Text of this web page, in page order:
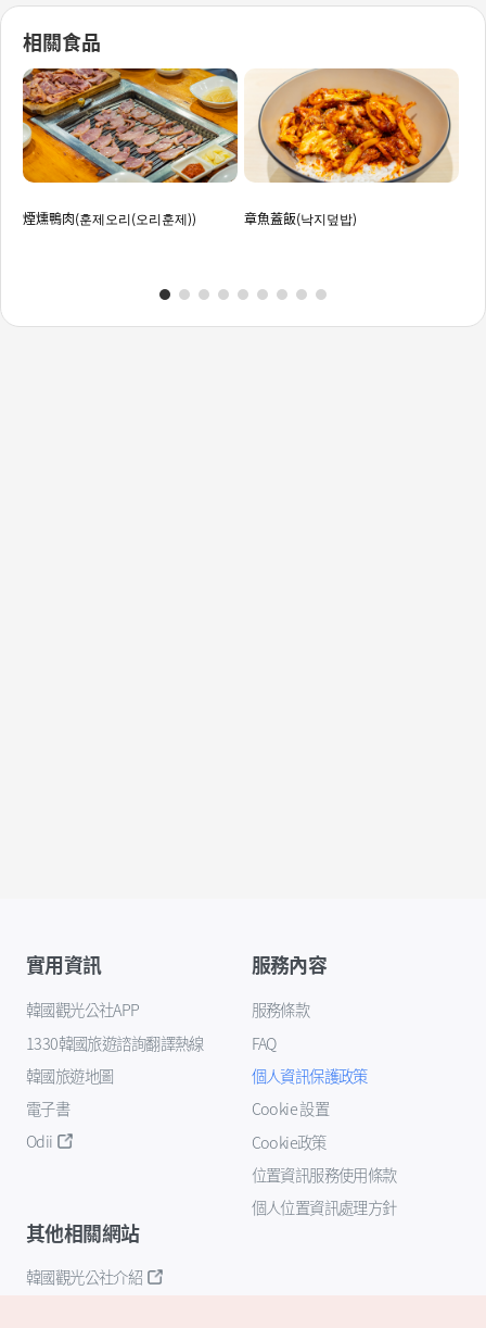
相關食品
煙燻鴨肉(훈제오리(오리훈제)) 章魚蓋飯(낙지덮밥)
實用資訊
韓國觀光公社APP
1330韓國旅遊諮詢翻譯熱線
韓國旅遊地圖
電子書
Odii
服務內容
服務條款
FAQ
個人資訊保護政策
Cookie 設置
Cookie政策
位置資訊服務使用條款
個人位置資訊處理方針
其他相關網站
韓國觀光公社介紹